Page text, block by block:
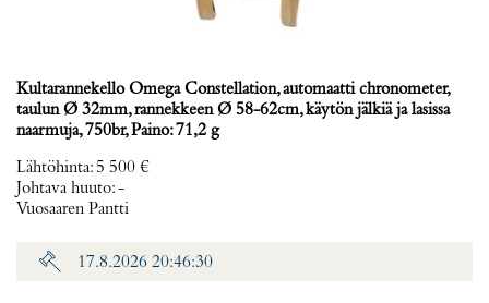
Kultarannekello Omega Constellation, automaatti chronometer,
taulun Ø 32mm, rannekkeen Ø 58-62cm, käytön jälkiä ja lasissa
naarmuja, 750br, Paino: 71,2 g
Lähtöhinta: 5 500 €
Johtava huuto:-
Vuosaaren Pantti
17.8.2026 20:46:30